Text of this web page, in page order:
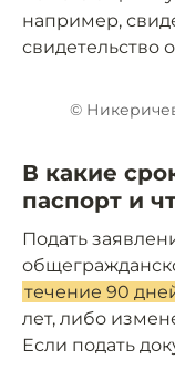
например,
свидетельство
©
В какие
паспорт и
Подать
течение 90
лет, либо
Если подать